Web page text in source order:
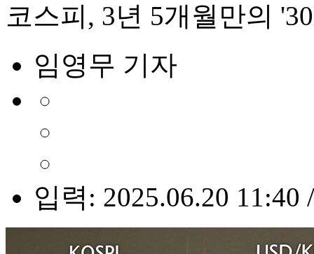
코스피, 3년 5개월만의
임영무 기자
입력: 2025.06.20 11:40